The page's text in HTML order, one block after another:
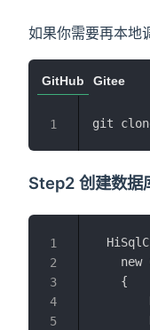
如果你需要再本地
GitHub Gitee
git
1
Step2 创建数据
    new
    {
1
2
3
4
5